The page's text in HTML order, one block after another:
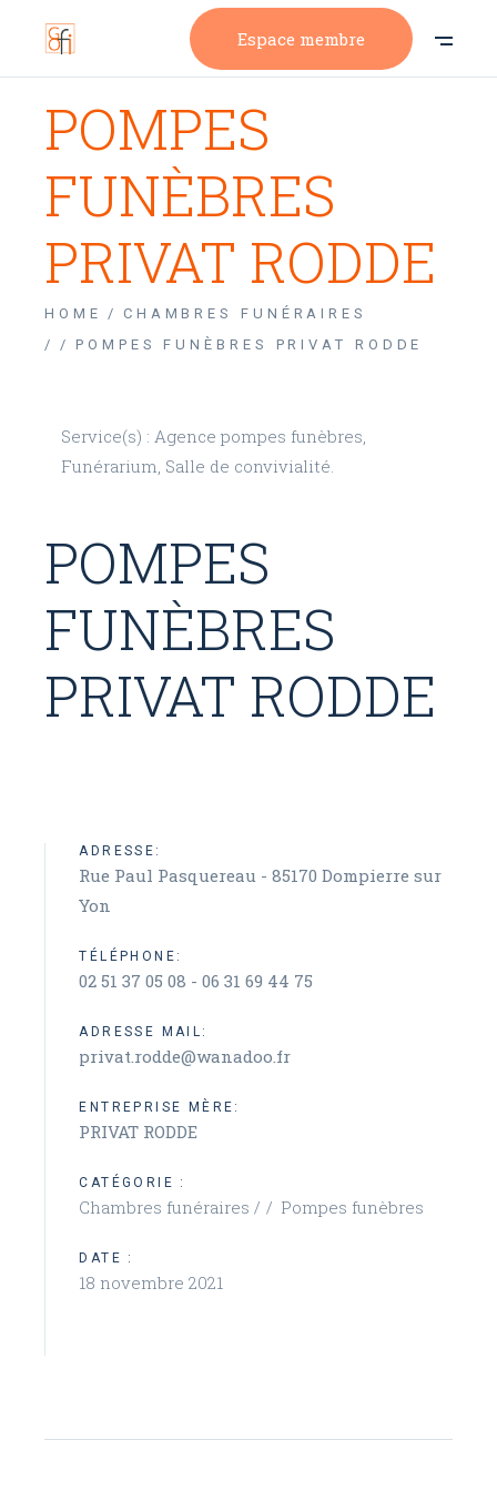
Espace membre
POMPES
FUNÈBRES
PRIVAT RODDE
HOME
CHAMBRES FUNÉRAIRES
/
POMPES FUNÈBRES PRIVAT RODDE
Service(s) : Agence pompes funèbres,
Funérarium, Salle de convivialité.
POMPES
FUNÈBRES
PRIVAT RODDE
ADRESSE:
Rue Paul Pasquereau - 85170 Dompierre sur
Yon
TÉLÉPHONE:
02 51 37 05 08 - 06 31 69 44 75
ADRESSE MAIL:
privat.rodde@wanadoo.fr
ENTREPRISE MÈRE:
PRIVAT RODDE
CATÉGORIE :
Chambres funéraires / Pompes funèbres
DATE :
18 novembre 2021